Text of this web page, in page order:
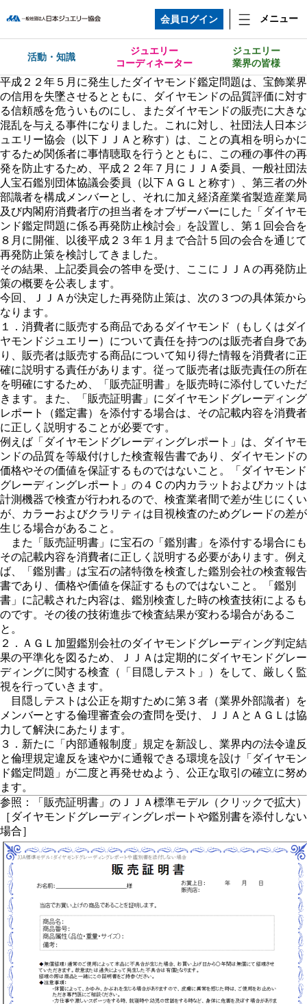
会員ログイン メニュー
活動・知識
ジュエリー
コーディネーター
ジュエリー
業界の皆様
平成２２年５月に発生したダイヤモンド鑑定問題は、宝飾業界
の信用を失墜させるとともに、ダイヤモンドの品質評価に対す
る信頼感を危ういものにし、またダイヤモンドの販売に大きな
混乱を与える事件になりました。これに対し、社団法人日本ジ
ュエリー協会（以下ＪＪＡと称す）は、ことの真相を明らかに
するため関係者に事情聴取を行うとともに、この種の事件の再
発を防止するため、平成２２年７月にＪＪＡ委員、一般社団法
人宝石鑑別団体協議会委員（以下ＡＧＬと称す）、第三者の外
部識者を構成メンバーとし、それに加え経済産業省製造産業局
及び内閣府消費者庁の担当者をオブザーバーにした「ダイヤモ
ンド鑑定問題に係る再発防止検討会」を設置し、第１回会合を
８月に開催、以後平成２３年１月まで合計５回の会合を通じて
再発防止策を検討してきました。
その結果、上記委員会の答申を受け、ここにＪＪＡの再発防止
策の概要を公表します。
今回、ＪＪＡが決定した再発防止策は、次の３つの具体策から
なります。
１．消費者に販売する商品であるダイヤモンド（もしくはダイ
ヤモンドジュエリー）について責任を持つのは販売者自身であ
り、販売者は販売する商品について知り得た情報を消費者に正
確に説明する責任があります。従って販売者は販売責任の所在
を明確にするため、「販売証明書」を販売時に添付していただ
きます。また、「販売証明書」にダイヤモンドグレーディング
レポート（鑑定書）を添付する場合は、その記載内容を消費者
に正しく説明することが必要です。
例えば「ダイヤモンドグレーディングレポート」は、ダイヤモ
ンドの品質を等級付けした検査報告書であり、ダイヤモンドの
価格やその価値を保証するものではないこと。「ダイヤモンド
グレーディングレポート」の４Ｃの内カラットおよびカットは
計測機器で検査が行われるので、検査業者間で差が生じにくい
が、カラーおよびクラリティは目視検査のためグレードの差が
生じる場合があること。
また「販売証明書」に宝石の「鑑別書」を添付する場合にも
その記載内容を消費者に正しく説明する必要があります。例え
ば、「鑑別書」は宝石の諸特徴を検査した鑑別会社の検査報告
書であり、価格や価値を保証するものではないこと。「鑑別
書」に記載された内容は、鑑別検査した時の検査技術によるも
のです。その後の技術進歩で検査結果が変わる場合があるこ
と。
２．ＡＧＬ加盟鑑別会社のダイヤモンドグレーディング判定結
果の平準化を図るため、ＪＪＡは定期的にダイヤモンドグレー
ディングに関する検査（「目隠しテスト」）をして、厳しく監
視を行っていきます。
目隠しテストは公正を期すために第３者（業界外部識者）を
メンバーとする倫理審査会の査問を受け、ＪＪＡとＡＧＬは協
力して解決にあたります。
３．新たに「内部通報制度」規定を新設し、業界内の法令違反
と倫理規定違反を速やかに通報できる環境を設け「ダイヤモン
ド鑑定問題」が二度と再発せぬよう、公正な取引の確立に努め
ます。
参照：「販売証明書」のＪＪＡ標準モデル（クリックで拡大）
［ダイヤモンドグレーディングレポートや鑑別書を添付しない
場合］